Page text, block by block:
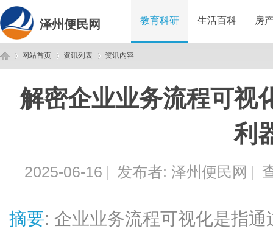
泽州便民网 教育科研 生活百科 房
网站首页
›
资讯列表
›
资讯内容
解密企业业务流程可视
利
2025-06-16 | 发布者: 泽州便民网 |
摘要: 企业业务流程可视化是指